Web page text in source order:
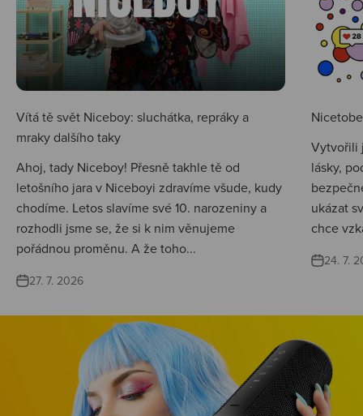
Vítá tě svět Niceboy: sluchátka, repráky a
mraky dalšího taky
Ahoj, tady Niceboy! Přesně takhle tě od
letošního jara v Niceboyi zdravíme všude, kudy
chodíme. Letos slavíme své 10. narozeniny a
rozhodli jsme se, že si k nim věnujeme
pořádnou proměnu. A že toho...
27. 7. 2026
Vytvořili
lásky,
ukázat
chce
24. 7.